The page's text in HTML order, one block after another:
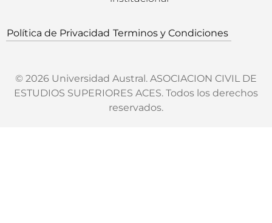
Política de Privacidad Terminos y Condiciones
© 2026 Universidad Austral. ASOCIACION CIVIL DE
ESTUDIOS SUPERIORES ACES. Todos los derechos
reservados.